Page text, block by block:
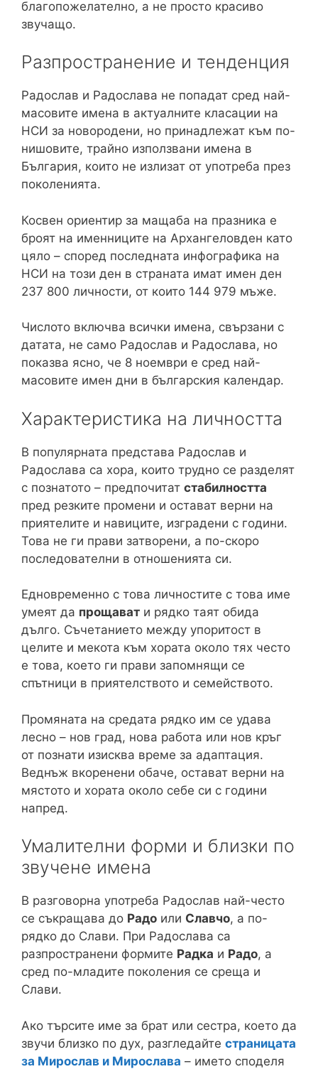
благопожелателно, а не просто красиво
звучащо.
Разпространение и тенденция
Радослав и Радослава не попадат сред най-
масовите имена в актуалните класации на
НСИ за новородени, но принадлежат към по-
нишовите, трайно използвани имена в
България, които не излизат от употреба през
поколенията.
Косвен ориентир за мащаба на празника е
броят на именниците на Архангеловден като
цяло – според последната инфографика на
НСИ на този ден в страната имат имен ден
237 800 личности, от които 144 979 мъже.
Числото включва всички имена, свързани с
датата, не само Радослав и Радослава, но
показва ясно, че 8 ноември е сред най-
масовите имен дни в българския календар.
Характеристика на личността
В популярната представа Радослав и
Радослава са хора, които трудно се разделят
с познатото – предпочитат стабилността
пред резките промени и остават верни на
приятелите и навиците, изградени с години.
Това не ги прави затворени, а по-скоро
последователни в отношенията си.
Едновременно с това личностите с това име
умеят да прощават и рядко таят обида
дълго. Съчетанието между упоритост в
целите и мекота към хората около тях често
е това, което ги прави запомнящи се
спътници в приятелството и семейството.
Промяната на средата рядко им се удава
лесно – нов град, нова работа или нов кръг
от познати изисква време за адаптация.
Веднъж вкоренени обаче, остават верни на
мястото и хората около себе си с години
напред.
Умалителни форми и близки по
звучене имена
В разговорна употреба Радослав най-често
се съкращава до Радо или Славчо, а по-
рядко до Слави. При Радослава са
разпространени формите Радка и Радо, а
сред по-младите поколения се среща и
Слави.
Ако търсите име за брат или сестра, което да
звучи близко по дух, разгледайте страницата
за Мирослав и Мирослава – името споделя